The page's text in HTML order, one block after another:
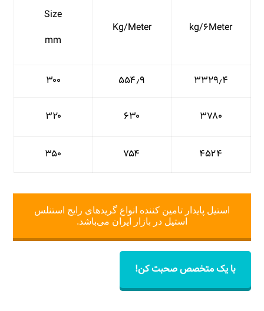
kg/۶Meter Kg/Meter
Size
mm
۳۳۲۹٫۴ ۵۵۴٫۹ ۳۰۰
۳۷۸۰ ۶۳۰ ۳۲۰
۴۵۲۴ ۷۵۴ ۳۵۰
استیل پایدار تامین کننده انواع گریدهای رایج استنلس
استیل در بازار ایران می‌باشد.
با یک متخصص صحبت کن!